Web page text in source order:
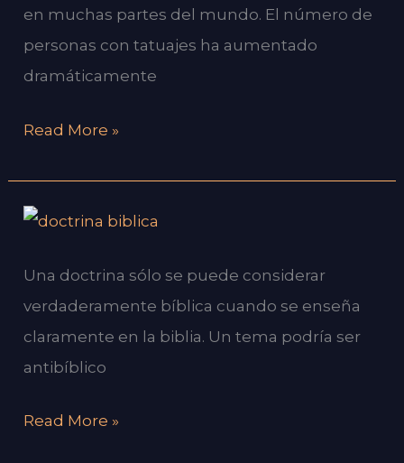
en muchas partes del mundo. El número de
personas con tatuajes ha aumentado
dramáticamente
TATUAJES
QUE
DICE
Read More »
Una doctrina sólo se puede considerar
verdaderamente bíblica cuando se enseña
claramente en la biblia. Un tema podría ser
antibíblico
¿CUANDO
PUEDE
CONSIDERAR
VERDADERAMENTE
BÍBLICA
Read More »